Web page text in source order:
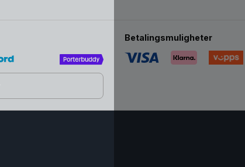
Betalingsmuligheter